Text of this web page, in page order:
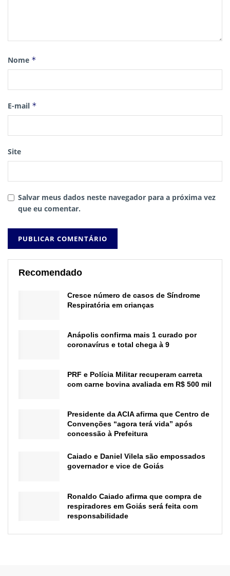
Nome *
E-mail *
Site
Salvar meus dados neste navegador para a próxima vez
que eu comentar.
Recomendado
Cresce número de casos de Síndrome
Respiratória em crianças
Anápolis confirma mais 1 curado por
coronavírus e total chega à 9
PRF e Polícia Militar recuperam carreta
com carne bovina avaliada em R$ 500 mil
Presidente da ACIA afirma que Centro de
Convenções “agora terá vida” após
concessão à Prefeitura
Caiado e Daniel Vilela são empossados
governador e vice de Goiás
Ronaldo Caiado afirma que compra de
respiradores em Goiás será feita com
responsabilidade